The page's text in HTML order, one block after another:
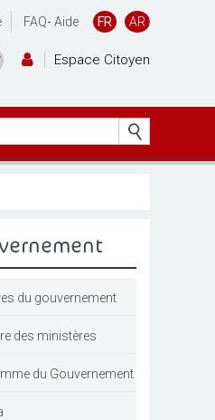
FAQ- Aide FR AR
Espace Citoyen
du gouvernement
des ministères
du Gouvernement